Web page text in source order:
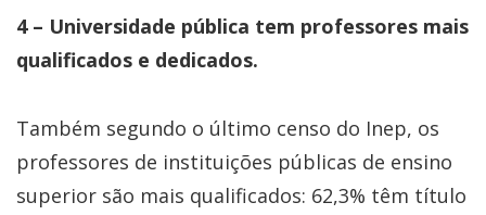
4 – Universidade pública tem professores mais
qualificados e dedicados.
Também segundo o último censo do Inep, os
professores de instituições públicas de ensino
superior são mais qualificados: 62,3% têm título